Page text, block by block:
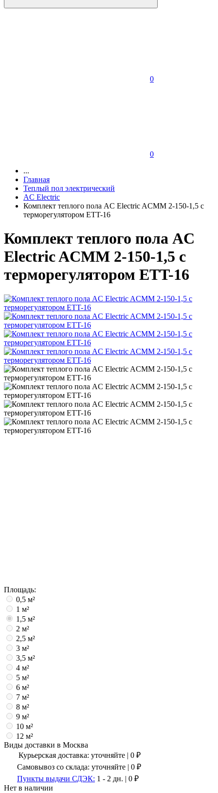
0
0
...
Главная
Теплый пол электрический
AC Electric
Комплект теплого пола AC Electric ACMM 2-150-1,5 с
терморегулятором ETT-16
Комплект теплого пола AC
Electric ACMM 2-150-1,5 с
терморегулятором ETT-16
Площадь:
0,5 м²
1 м²
1,5 м²
2 м²
2,5 м²
3 м²
3,5 м²
4 м²
5 м²
6 м²
7 м²
8 м²
9 м²
10 м²
12 м²
Виды доставки в Москва
Курьерская доставка: уточняйте | 0 ₽
Самовывоз со склада: уточняйте | 0 ₽
Пункты выдачи СДЭК: 1 - 2 дн. | 0 ₽
Нет в наличии